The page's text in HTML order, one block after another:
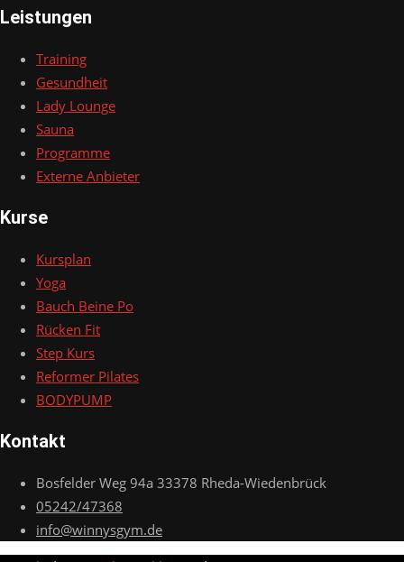
Leistungen
Training
Gesundheit
Lady Lounge
Sauna
Programme
Externe Anbieter
Kurse
Kursplan
Yoga
Bauch Beine Po
Rücken Fit
Step Kurs
Reformer Pilates
BODYPUMP
Kontakt
Bosfelder Weg 94a 33378 Rheda-Wiedenbrück
05242/47368
info@winnysgym.de